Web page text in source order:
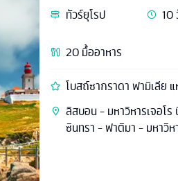
ทัวร์ยุโรป 10
20มื้ออาหาร
โบสถ์ซากราดา ฟามิเลีย
ลิสบอน - มหาวิหารเจอโ
ซินทรา - ฟาติมา - มหาวิห